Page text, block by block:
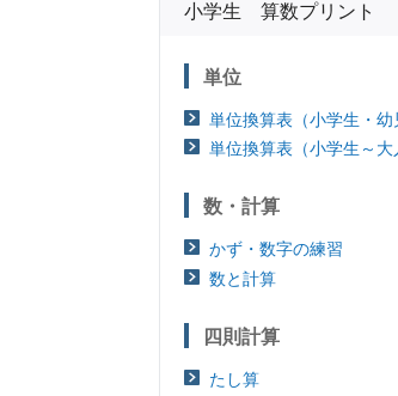
小学生 算数プリント
単位
単位換算表（小学生・幼
単位換算表（小学生～大
数・計算
かず・数字の練習
数と計算
四則計算
たし算